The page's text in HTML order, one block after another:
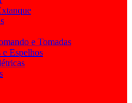
e Tomadas
e Espelhos